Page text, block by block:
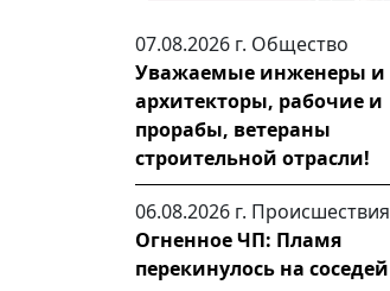
07.08.2026 г. Общество
Уважаемые инженеры и
архитекторы, рабочие и
прорабы, ветераны
строительной отрасли!
06.08.2026 г. Происшествия
Огненное ЧП: Пламя
перекинулось на соседей